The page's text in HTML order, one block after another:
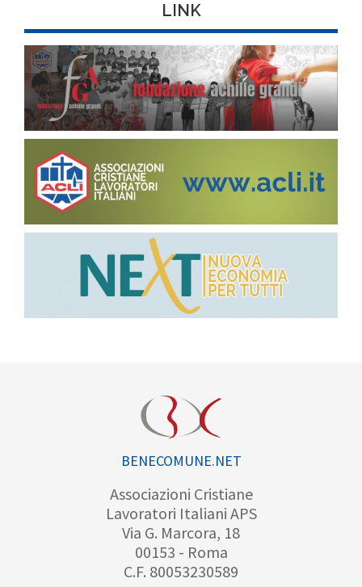
LINK
BENECOMUNE.NET
Associazioni Cristiane
Lavoratori Italiani APS
Via G. Marcora, 18
00153 - Roma
C.F. 80053230589